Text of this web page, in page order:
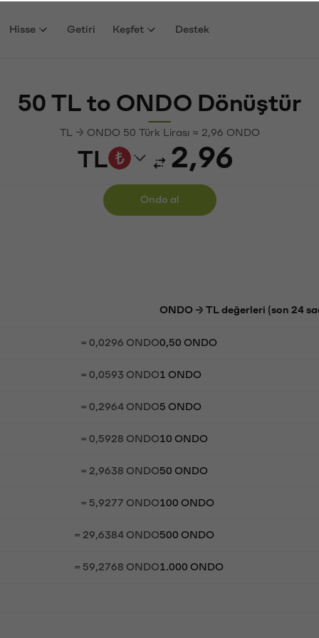
Hisse Getiri Keşfet Destek
50 TL to ONDO Dönüştür
TL → ONDO 50 Türk Lirası ≈ 2,96 ONDO
TL
Ondo al
= 0,0296 ONDO
= 0,0593 ONDO
= 0,2964 ONDO
= 0,5928 ONDO
= 2,9638 ONDO
= 5,9277 ONDO
= 29,6384 ONDO
= 59,2768 ONDO
ONDO → TL değerleri (son 24
0,50 ONDO
1 ONDO
5 ONDO
10 ONDO
50 ONDO
100 ONDO
500 ONDO
1.000 ONDO